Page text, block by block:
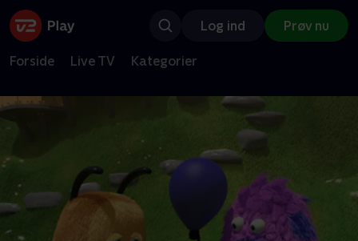
Log ind Prøv nu
Forside Live TV Kategorier